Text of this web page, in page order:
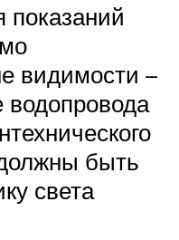
показаний
видимости –
водопровода
быть
света